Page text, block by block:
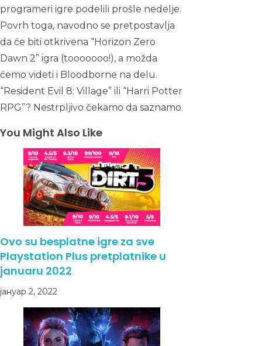
programeri igre podelili prošle nedelje.
Povrh toga, navodno se pretpostavlja
da će biti otkrivena “Horizon Zero
Dawn 2” igra (tooooooo!), a možda
ćemo videti i Bloodborne na delu.
“Resident Evil 8: Village” ili “Harri Potter
RPG”? Nestrpljivo čekamo da saznamo.
You Might Also Like
Ovo su besplatne igre za sve
Playstation Plus pretplatnike u
januaru 2022
јануар 2, 2022